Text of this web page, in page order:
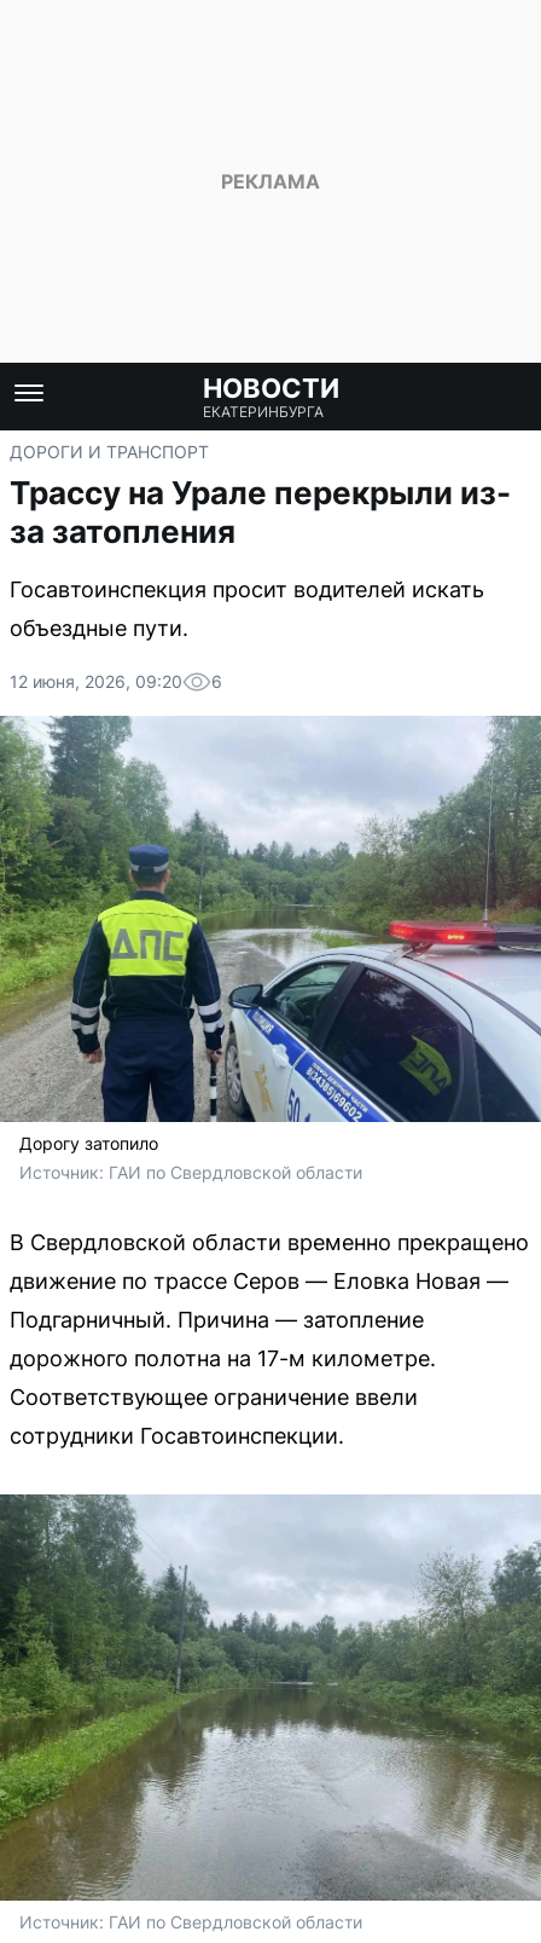
НОВОСТИ
ЕКАТЕРИНБУРГА
ДОРОГИ И ТРАНСПОРТ
Трассу на Урале перекрыли из-
за затопления
Госавтоинспекция просит водителей искать
объездные пути.
12 июня, 2026, 09:20 6
Дорогу затопило
Источник: ГАИ по Свердловской области
В Свердловской области временно прекращено
движение по трассе Серов — Еловка Новая —
Подгарничный. Причина — затопление
дорожного полотна на 17-м километре.
Соответствующее ограничение ввели
сотрудники Госавтоинспекции.
Источник: ГАИ по Свердловской области